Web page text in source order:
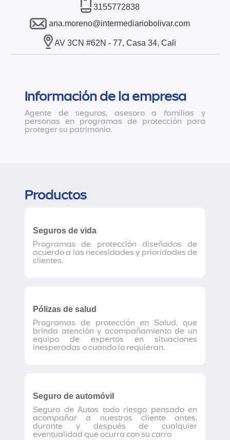
3155772838
ana.moreno@intermediariobolivar.com
AV 3CN #62N - 77, Casa 34, Cali
Información de la empresa
Agente de seguros, asesoro a familias y
personas en programas de protección para
proteger su patrimonio.
Productos
Seguros de vida
Programas de protección diseñados de
acuerdo a las necesidades y prioridades de
clientes.
Pólizas de salud
Programas de protección en Salud, que
brinda atención y acompañamiento de un
equipo de expertos en situaciones
inesperadas o cuando lo requieran.
Seguro de automóvil
Seguro de Autos todo riesgo pensado en
acompañar a nuestros cliente antes,
durante y después de cualquier
eventualidad que ocurra con su carro